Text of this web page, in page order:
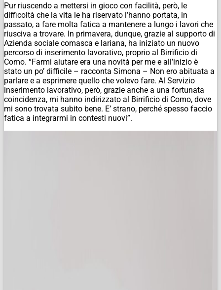
Pur riuscendo a mettersi in gioco con facilità, però, le
difficoltà che la vita le ha riservato l’hanno portata, in
passato, a fare molta fatica a mantenere a lungo i lavori che
riusciva a trovare. In primavera, dunque, grazie al supporto di
Azienda sociale comasca e lariana, ha iniziato un nuovo
percorso di inserimento lavorativo, proprio al Birrificio di
Como. “Farmi aiutare era una novità per me e all’inizio è
stato un po’ difficile – racconta Simona – Non ero abituata a
parlare e a esprimere quello che volevo fare. Al Servizio
inserimento lavorativo, però, grazie anche a una fortunata
coincidenza, mi hanno indirizzato al Birrificio di Como, dove
mi sono trovata subito bene. E’ strano, perché spesso faccio
fatica a integrarmi in contesti nuovi”.